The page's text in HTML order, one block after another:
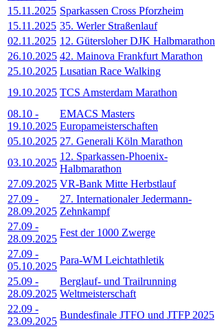
15.11.2025 Sparkassen Cross Pforzheim
15.11.2025 35. Werler Straßenlauf
02.11.2025 12. Gütersloher DJK Halbmarathon
26.10.2025 42. Mainova Frankfurt Marathon
25.10.2025 Lusatian Race Walking
19.10.2025 TCS Amsterdam Marathon
08.10 -
19.10.2025
EMACS Masters
Europameisterschaften
05.10.2025 27. Generali Köln Marathon
03.10.2025
12. Sparkassen-Phoenix-
Halbmarathon
27.09.2025 VR-Bank Mitte Herbstlauf
27.09 -
28.09.2025
27. Internationaler Jedermann-
Zehnkampf
27.09 -
28.09.2025
Fest der 1000 Zwerge
27.09 -
05.10.2025
Para-WM Leichtathletik
25.09 -
28.09.2025
Berglauf- und Trailrunning
Weltmeisterschaft
22.09 -
23.09.2025
Bundesfinale JTFO und JTFP 2025